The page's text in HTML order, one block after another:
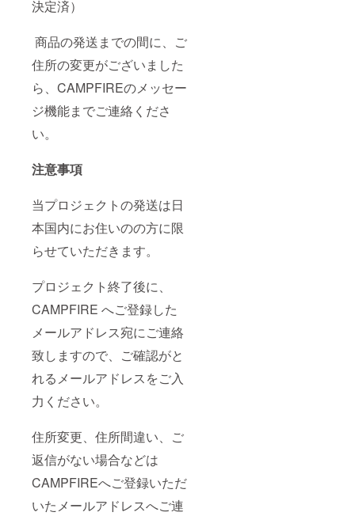
決定済）
商品の発送までの間に、ご
住所の変更がございました
ら、CAMPFIREのメッセー
ジ機能までご連絡くださ
い。
注意事項
当プロジェクトの発送は日
本国内にお住いのの方に限
らせていただきます。
プロジェクト終了後に、
CAMPFIRE へご登録した
メールアドレス宛にご連絡
致しますので、ご確認がと
れるメールアドレスをご入
力ください。
住所変更、住所間違い、ご
返信がない場合などは
CAMPFIREへご登録いただ
いたメールアドレスへご連